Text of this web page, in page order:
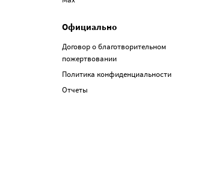
Официально
Договор о благотворительном
пожертвовании
Политика конфиденциальности
Отчеты